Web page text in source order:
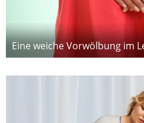
Eine weiche Vorwölbung im